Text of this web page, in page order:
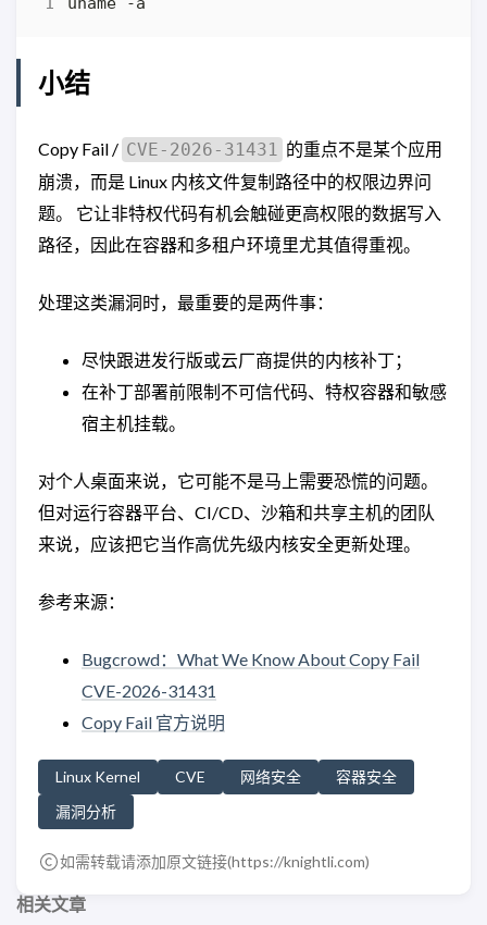
小结
Copy Fail / CVE-2026-31431 的重点不是某个应用
崩溃，而是 Linux 内核文件复制路径中的权限边界问
题。 它让非特权代码有机会触碰更高权限的数据写入
路径，因此在容器和多租户环境里尤其值得重视。
处理这类漏洞时，最重要的是两件事：
尽快跟进发行版或云厂商提供的内核补丁；
在补丁部署前限制不可信代码、特权容器和敏感
宿主机挂载。
对个人桌面来说，它可能不是马上需要恐慌的问题。
但对运行容器平台、CI/CD、沙箱和共享主机的团队
来说，应该把它当作高优先级内核安全更新处理。
参考来源：
Bugcrowd：What We Know About Copy Fail
CVE-2026-31431
Copy Fail 官方说明
Linux Kernel CVE 网络安全
容器安全
漏洞分析
如需转载请添加原文链接(https://knightli.com)
相关文章